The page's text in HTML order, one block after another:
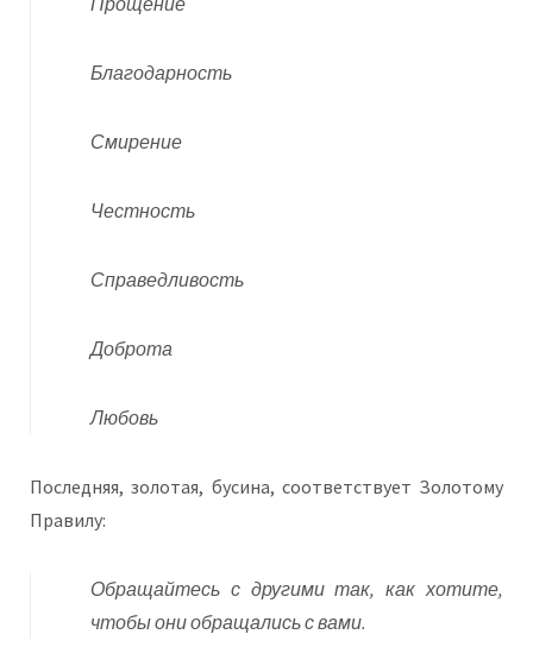
Благодарность
Смирение
Честность
Справедливость
Доброта
Любовь
Последняя, золотая, бусина, соответствует Золотому
Правилу:
Обращайтесь с другими так, как хотите,
чтобы они обращались с вами.